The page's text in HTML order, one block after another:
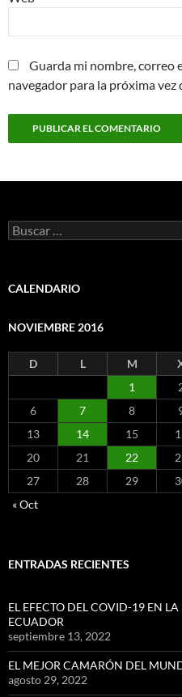
Guarda mi nombre, correo
navegador para la próxima vez
Buscar:
CALENDARIO
NOVIEMBRE 2016
D L M
1
6
7 8
13
14 15
20
21 22
27
28 29
« Oct
ENTRADAS RECIENTES
EL EFECTO DEL COVID-19 EN
ECUADOR
septiembre 13, 2022
EL MEJOR CAMARÓN DEL
agosto 29, 2022